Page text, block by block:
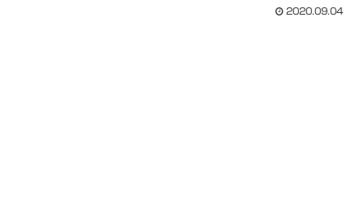
2020.09.04